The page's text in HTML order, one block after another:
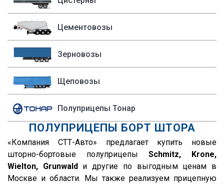
Sacim
Shacman (Shaanxi)
OMSP
OMT
Grappar
Magyar
Menci
FTS
Fatih Treyler
Ali Riza Usta
Штурман Кредо
1993
1992
1991
1990
P440
R
R420
R440
R450
FH
FH12
FH13
Цементовозы
Зерновозы
Щеповозы
Полуприцепы Тонар
ПОЛУПРИЦЕПЫ БОРТ ШТОРА
«Компания СТТ-Авто» предлагает купить новые
шторно-бортовые полуприцепы Schmitz, Krone,
Wielton, Grunwald и другие по выгодным ценам в
Москве и области. Мы также реализуем прицепную